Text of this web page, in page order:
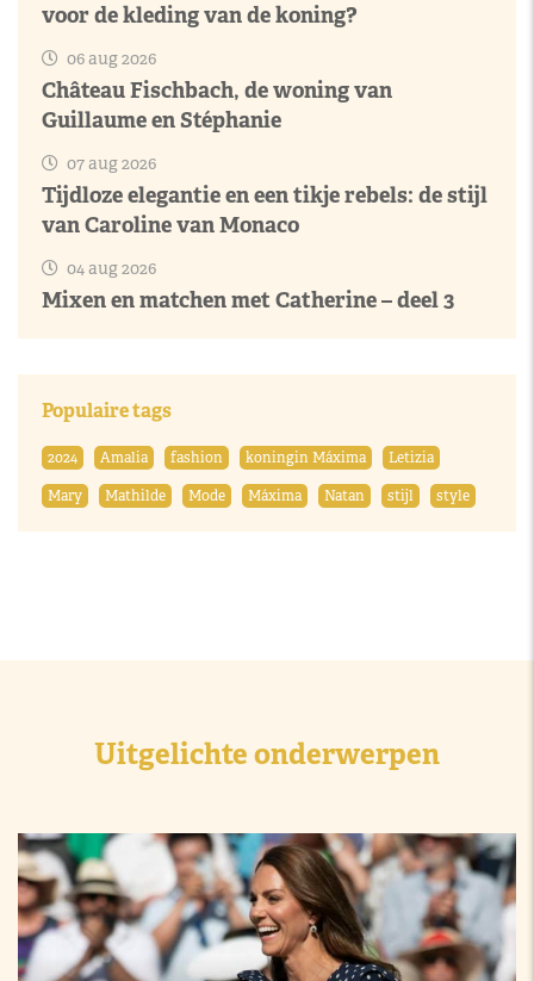
voor de kleding van de koning?
06 aug 2026
Château Fischbach, de woning van
Guillaume en Stéphanie
07 aug 2026
Tijdloze elegantie en een tikje rebels: de stijl
van Caroline van Monaco
04 aug 2026
Mixen en matchen met Catherine – deel 3
Populaire tags
2024 Amalia fashion koningin Máxima
Letizia
Mary
Mathilde Mode Máxima Natan stijl style
Uitgelichte onderwerpen